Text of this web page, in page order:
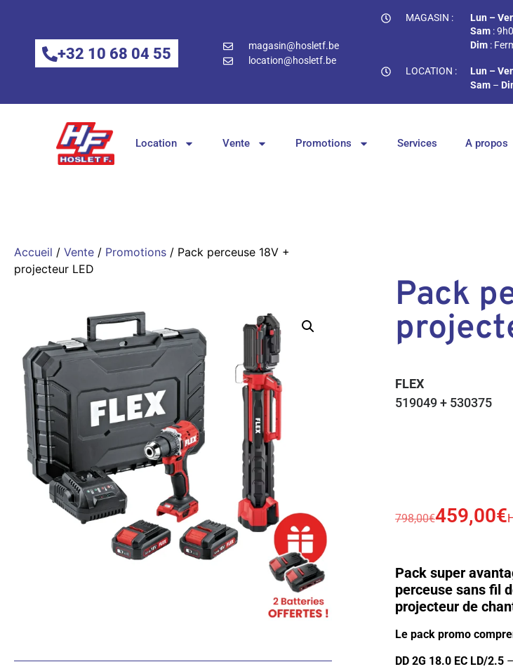
+32 10 68 04 55
magasin@hosletf.be
location@hosletf.be
MAGASIN : Lun –
Sam :
Dim :
LOCATION : Lun –
Sam –
Location Vente Promotions Services A propos
Accueil / Vente / Promotions / Pack perceuse 18V +
projecteur LED
Pack
FLEX
519049 + 530375
798,00€459,00€
Pack super
perceuse sans fil
projecteur de
Le pack promo
DD 2G 18.0 EC LD/2.5